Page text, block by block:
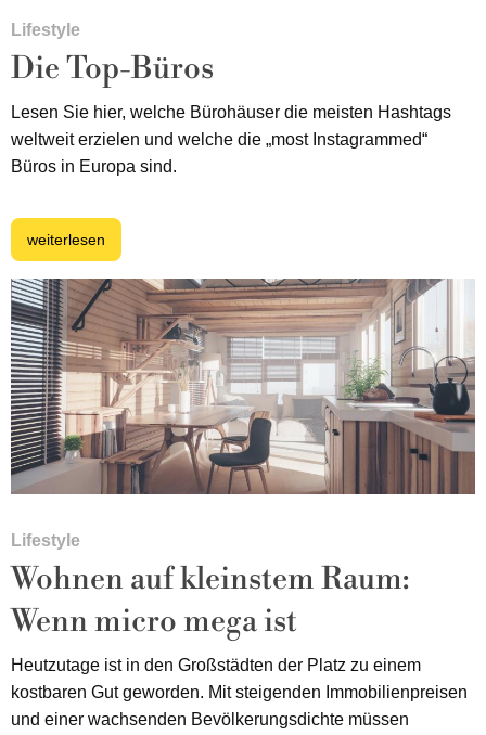
Lifestyle
Die Top-Büros
Lesen Sie hier, welche Bürohäuser die meisten Hashtags
weltweit erzielen und welche die „most Instagrammed“
Büros in Europa sind.
weiterlesen
Lifestyle
Wohnen auf kleinstem Raum:
Wenn micro mega ist
Heutzutage ist in den Großstädten der Platz zu einem
kostbaren Gut geworden. Mit steigenden Immobilienpreisen
und einer wachsenden Bevölkerungsdichte müssen